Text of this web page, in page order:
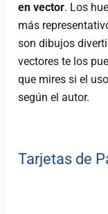
en vector. Los
más
son dibujos
vectores te los
que mires si el
según el autor.
Tarjetas de